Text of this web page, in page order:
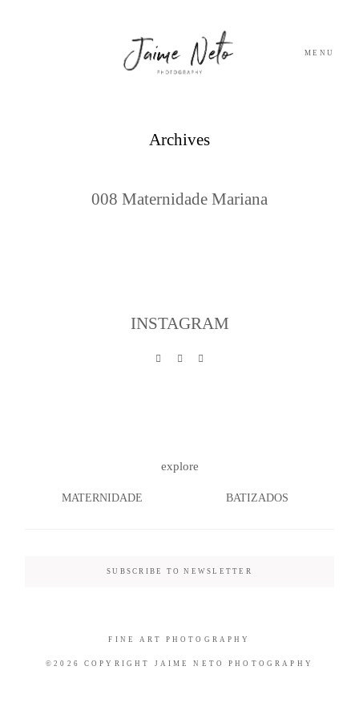
MENU
Archives
008 Maternidade Mariana
CONTACTO
PHOTOGRAPHY
INSTAGRAM
explore
MATERNIDADE BATIZADOS
SUBSCRIBE TO NEWSLETTER
©2026 COPYRIGHT JAIME NETO PHOTOGRAPHY
FINE ART PHOTOGRAPHY